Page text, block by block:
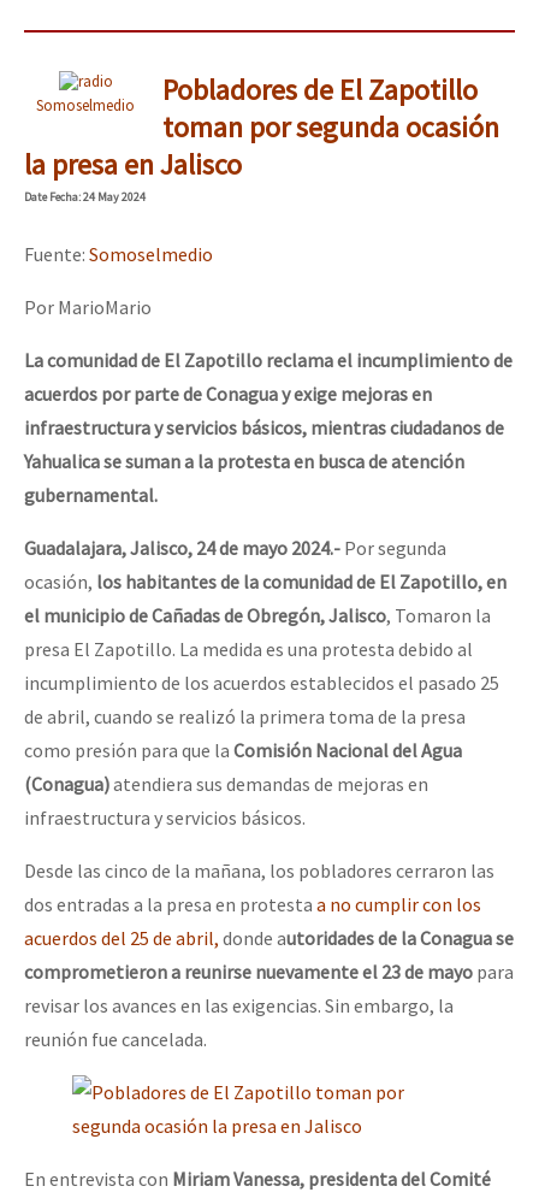
Somoselmedio
Pobladores de El Zapotillo
toman por segunda ocasión
la presa en Jalisco
DateFecha: 24 May 2024
Fuente: Somoselmedio
Por MarioMario
La comunidad de El Zapotillo reclama el incumplimiento de
acuerdos por parte de Conagua y exige mejoras en
infraestructura y servicios básicos, mientras ciudadanos de
Yahualica se suman a la protesta en busca de atención
gubernamental.
Guadalajara, Jalisco, 24 de mayo 2024.- Por segunda
ocasión, los habitantes de la comunidad de El Zapotillo, en
el municipio de Cañadas de Obregón, Jalisco, Tomaron la
presa El Zapotillo. La medida es una protesta debido al
incumplimiento de los acuerdos establecidos el pasado 25
de abril, cuando se realizó la primera toma de la presa
como presión para que la Comisión Nacional del Agua
(Conagua)atendiera sus demandas de mejoras en
infraestructura y servicios básicos.
Desde las cinco de la mañana, los pobladores cerraron las
dos entradas a la presa en protesta a no cumplir con los
acuerdos del 25 de abril, donde autoridades de la Conagua se
comprometieron a reunirse nuevamente el 23 de mayo para
revisar los avances en las exigencias. Sin embargo, la
reunión fue cancelada.
En entrevista con Miriam Vanessa, presidenta del Comité